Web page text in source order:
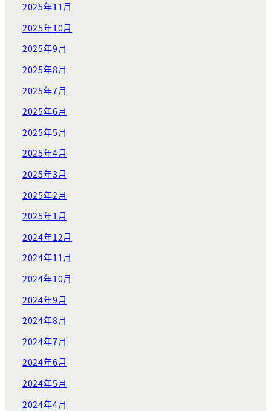
2025年11月
2025年10月
2025年9月
2025年8月
2025年7月
2025年6月
2025年5月
2025年4月
2025年3月
2025年2月
2025年1月
2024年12月
2024年11月
2024年10月
2024年9月
2024年8月
2024年7月
2024年6月
2024年5月
2024年4月